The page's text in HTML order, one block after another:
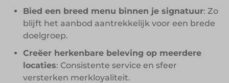
Bied een breed menu binnen je signatuur: Zo
blijft het aanbod aantrekkelijk voor een brede
doelgroep.
Creëer herkenbare beleving op meerdere
locaties: Consistente service en sfeer
versterken merkloyaliteit.